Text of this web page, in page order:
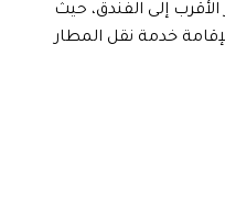
إلى الفندق، حيث
مكان الإقامة خدمة نقل المطار